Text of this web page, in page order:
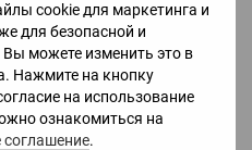
cookie для маркетинга и
для безопасной и
можете изменить это в
Нажмите на кнопку
на использование
ознакомиться на
соглашение.